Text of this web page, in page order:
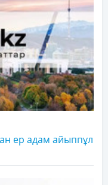
ер адам айыппұл